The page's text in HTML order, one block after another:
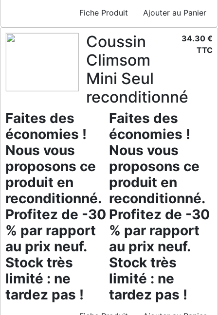
Fiche Produit Ajouter au Panier
Coussin
Climsom
Mini Seul
reconditionné
Faites des
économies !
Nous vous
proposons ce
produit en
reconditionné.
Profitez de -30
% par rapport
au prix neuf.
Stock très
limité : ne
tardez pas !
Faites des
économies !
Nous vous
proposons ce
produit en
reconditionné.
Profitez de -30
% par rapport
au prix neuf.
Stock très
limité : ne
tardez pas !
34.30 €
TTC